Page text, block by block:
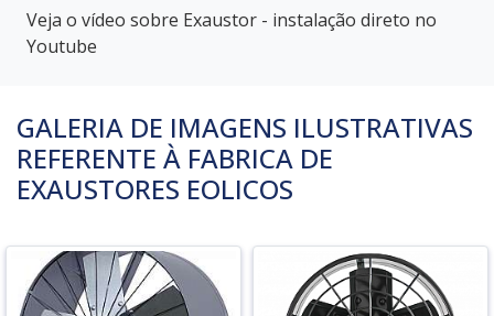
Veja o vídeo sobre Exaustor - instalação direto no
Youtube
GALERIA DE IMAGENS ILUSTRATIVAS
REFERENTE À FABRICA DE
EXAUSTORES EOLICOS